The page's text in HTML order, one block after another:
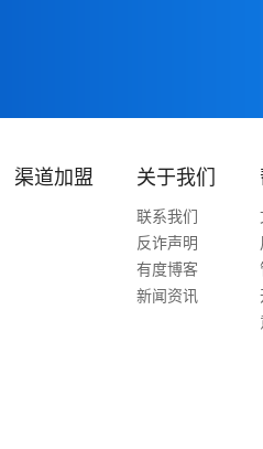
渠道加盟 关于我们
联系我们
反诈声明
有度博客
新闻资讯